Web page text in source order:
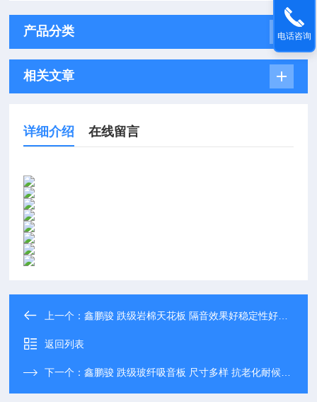
产品分类
相关文章
详细介绍 在线留言
上一个：鑫鹏骏 跌级岩棉天花板 隔音效果好稳定性好厂家定制
返回列表
下一个：鑫鹏骏 跌级玻纤吸音板 尺寸多样 抗老化耐候性强 可定制
电话咨询